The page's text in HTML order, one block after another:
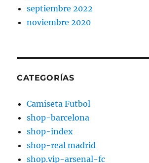
septiembre 2022
noviembre 2020
CATEGORÍAS
Camiseta Futbol
shop-barcelona
shop-index
shop-real madrid
shop.vip-arsenal-fc